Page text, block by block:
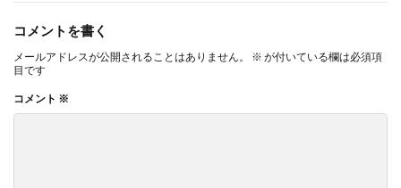
コメントを書く
メールアドレスが公開されることはありません。 ※ が付いている欄は必須項
目です
コメント ※